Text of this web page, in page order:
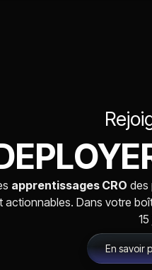
apprentissages CRO des
actionnables. Dans votre
En savoir